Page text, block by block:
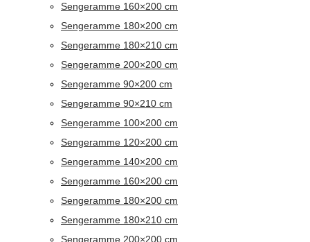
Sengeramme 160×200 cm
Sengeramme 180×200 cm
Sengeramme 180×210 cm
Sengeramme 200×200 cm
Sengeramme 90×200 cm
Sengeramme 90×210 cm
Sengeramme 100×200 cm
Sengeramme 120×200 cm
Sengeramme 140×200 cm
Sengeramme 160×200 cm
Sengeramme 180×200 cm
Sengeramme 180×210 cm
Sengeramme 200×200 cm